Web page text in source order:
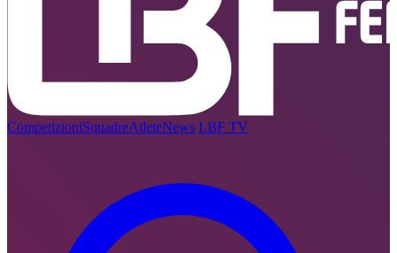
CompetizioniSquadreAtleteNews LBF TV